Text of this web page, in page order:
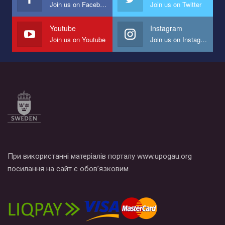
Join us on Facebook Join us on Twitter
Youtube
Join us on Youtube
Instagram
Join us on Instagram
При використанні матеріалів порталу www.upogau.org
посилання на сайт є обов’язковим.